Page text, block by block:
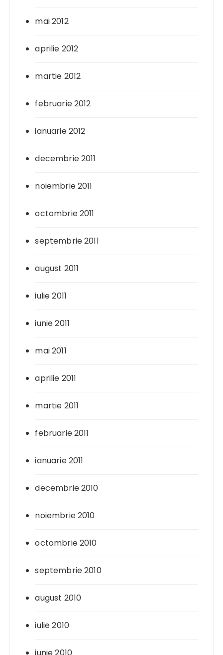
mai 2012
aprilie 2012
martie 2012
februarie 2012
ianuarie 2012
decembrie 2011
noiembrie 2011
octombrie 2011
septembrie 2011
august 2011
iulie 2011
iunie 2011
mai 2011
aprilie 2011
martie 2011
februarie 2011
ianuarie 2011
decembrie 2010
noiembrie 2010
octombrie 2010
septembrie 2010
august 2010
iulie 2010
iunie 2010